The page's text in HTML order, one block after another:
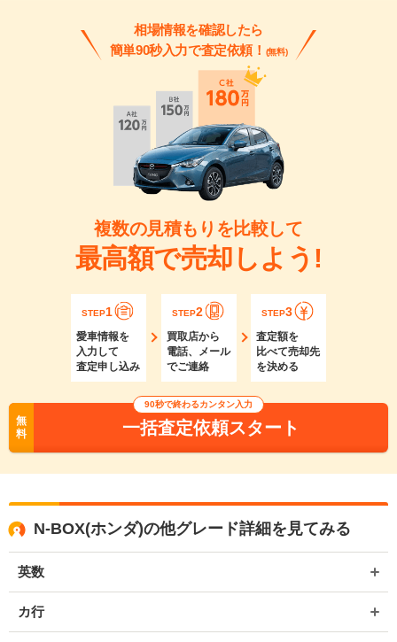
相場情報を確認したら
簡単90秒入力で査定依頼！ (無料)
複数の見積もりを比較して
最高額で売却しよう!
STEP1
愛車情報を
入力して
査定申し込み
STEP2
買取店から
電話、メール
でご連絡
STEP3
査定額を
比べて売却先
を決める
無
料
90秒で終わるカンタン入力
一括査定依頼スタート
N-BOX(ホンダ)の他グレード詳細を見てみる
英数
カ行